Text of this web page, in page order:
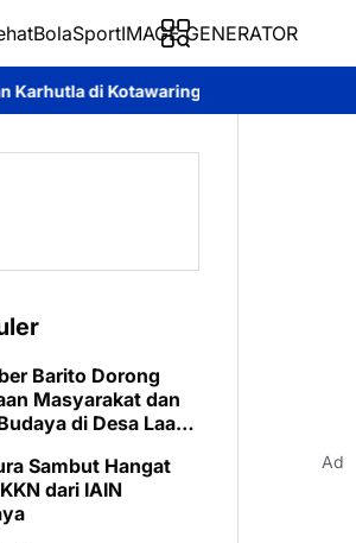
BolaSportIMAGE GENERATOR
Timur Pemkab Murung Raya
Barito Dorong
Masyarakat dan
di Desa Laas
Sambut Hangat
dari IAIN
Ad